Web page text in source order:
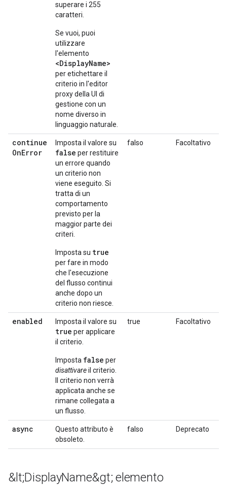
superare i 255
caratteri.
Se vuoi, puoi
utilizzare
l'elemento
<DisplayName>
per etichettare il
criterio in l'editor
proxy della UI di
gestione con un
nome diverso in
linguaggio naturale.
continue
OnError
Imposta il valore su
false per restituire
un errore quando
un criterio non
viene eseguito. Si
tratta di un
comportamento
previsto per la
maggior parte dei
criteri.
Imposta su true
per fare in modo
che l'esecuzione
del flusso continui
anche dopo un
criterio non riesce.
falso Facoltativo
enabled Imposta il valore su
true per applicare
il criterio.
Imposta false per
disattivareil criterio.
Il criterio non verrà
applicata anche se
rimane collegata a
un flusso.
true Facoltativo
async
Questo attributo è
obsoleto.
falso Deprecato
&lt;DisplayName&gt; elemento